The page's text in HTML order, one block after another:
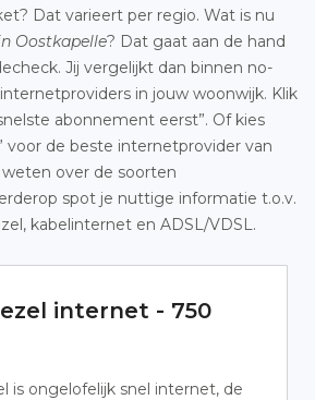
Dat varieert per regio. Wat is nu
Oostkapelle? Dat gaat aan de hand
Jij vergelijkt dan binnen no-
in jouw woonwijk. Klik
abonnement eerst”. Of kies
voor de beste internetprovider van
weten over de soorten
spot je nuttige informatie t.o.v.
kabelinternet en ADSL/VDSL.
internet - 750
is ongelofelijk snel internet, de